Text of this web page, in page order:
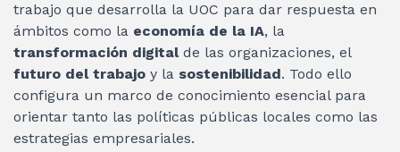
trabajo que desarrolla la UOC para dar respuesta en
ámbitos como la economía de la IA, la
transformación digitalde las organizaciones, el
futuro del trabajo y la sostenibilidad. Todo ello
configura un marco de conocimiento esencial para
orientar tanto las políticas públicas locales como las
estrategias empresariales.